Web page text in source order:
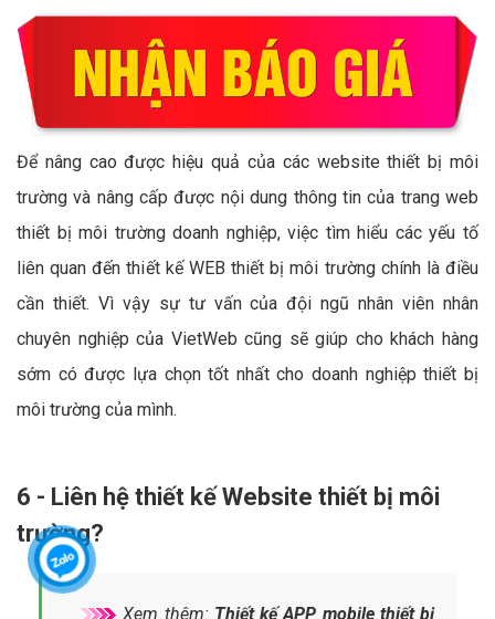
Để nâng cao được hiệu quả của các website thiết bị môi
trường và nâng cấp được nội dung thông tin của trang web
thiết bị môi trường doanh nghiệp, việc tìm hiểu các yếu tố
liên quan đến thiết kế WEB thiết bị môi trường chính là điều
cần thiết. Vì vậy sự tư vấn của đội ngũ nhân viên nhân
chuyên nghiệp của VietWeb cũng sẽ giúp cho khách hàng
sớm có được lựa chọn tốt nhất cho doanh nghiệp thiết bị
môi trường của mình.
6 - Liên hệ thiết kế Website thiết bị môi
trường?
Xem thêm: Thiết kế APP mobile thiết bị